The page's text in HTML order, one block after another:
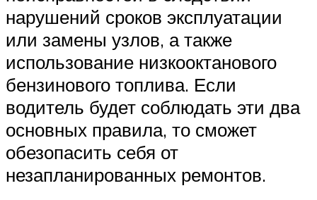
нарушений сроков эксплуатации
или замены узлов, а также
использование низкооктанового
бензинового топлива. Если
водитель будет соблюдать эти два
основных правила, то сможет
обезопасить себя от
незапланированных ремонтов.